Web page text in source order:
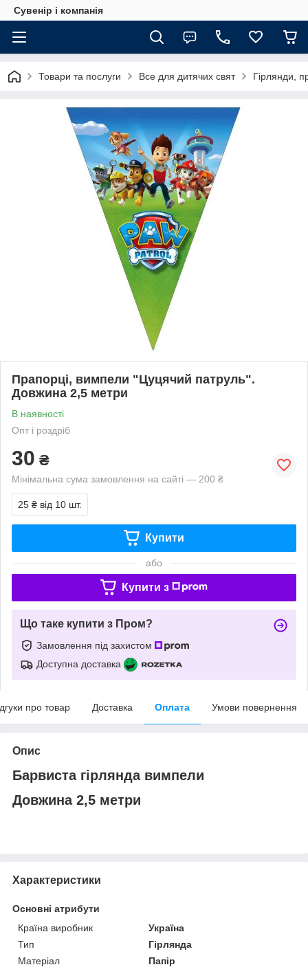
Сувенір і компанія
Товари та послуги Все для дитячих свят Гірлянди,
Прапорці, вимпели "Цуцячий патруль".
Довжина 2,5 метри
В наявності
Опт і роздріб
30 ₴
Мінімальна сума замовлення на сайті — 200 ₴
25 ₴ від 10 шт.
Купити
або
Купити з
Що таке купити з Пром?
Замовлення під захистом
Доступна доставка
про товар Доставка Оплата Умови повернення
Опис
Барвиста гірлянда вимпели
Довжина 2,5 метри
Характеристики
Основні атрибути
Країна виробник
Україна
Тип
Гірлянда
Матеріал
Папір